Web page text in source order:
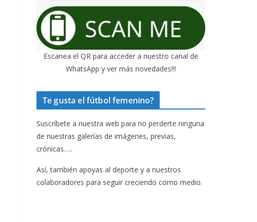
Escanea el QR para acceder a nuestro canal de
WhatsApp y ver más novedades!!!
Te gusta el fútbol femenino?
Suscríbete a nuestra web para no perderte ninguna
de nuestras galerías de imágenes, previas,
crónicas…..
Así, también apoyas al deporte y a nuestros
colaboradores para seguir creciendo como medio.